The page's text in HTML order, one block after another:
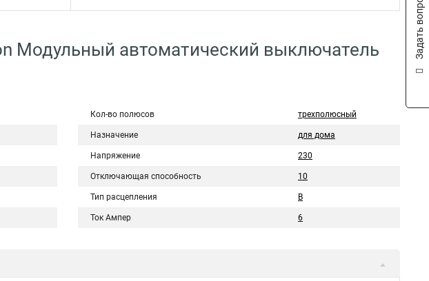
Модульный автоматический выключатель
Кол-во полюсов трехполюсный
Назначение для дома
Напряжение 230
Отключающая способность 10
Тип расцепления B
Ток Ампер 6
Задать вопрос